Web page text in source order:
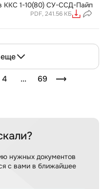
ККС 1-10(80) СУ-ССД-Пайп
PDF, 241.56 КБ
еще
4 ... 69
нужных документов
с вами в ближайшее